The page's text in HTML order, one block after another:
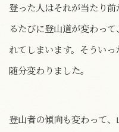
登った人はそれが当たり
るたびに登山道が変わっ
れてしまいます。そうい
随分変わりました。
登山者の傾向も変わって